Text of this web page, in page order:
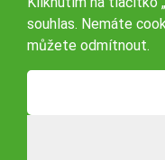
Naše pobočky:
Obchodní podmínky
souhlas. Nemáte
můžete odmítnout.